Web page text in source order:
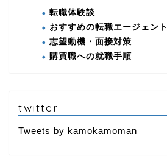
転職体験談
おすすめの転職エージェント
志望動機・面接対策
購買職への就職手順
twitter
Tweets by kamokamoman